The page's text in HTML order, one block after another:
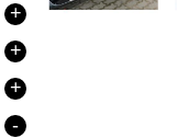
+
+
+
-